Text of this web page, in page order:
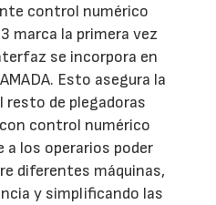
control numérico
marca la primera vez
se incorpora en
Esto asegura la
resto de plegadoras
control numérico
a los operarios poder
diferentes máquinas,
y simplificando las